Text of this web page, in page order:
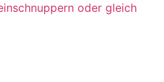
oder gleich